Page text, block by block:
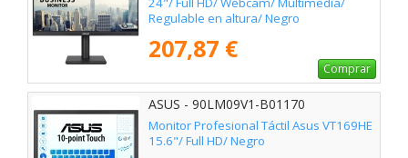
Regulable en altura/ Negro
207,87 €
Comprar
ASUS - 90LM09V1-B01170
Monitor Profesional Táctil Asus VT169HE
15.6"/ Full HD/ Negro